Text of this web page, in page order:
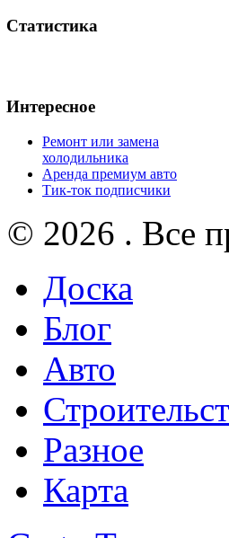
Статистика
Интересное
Ремонт или замена
холодильника
Аренда премиум авто
Тик-ток подписчики
© 2026 . Все
Доска
Блог
Авто
Разное
Карта